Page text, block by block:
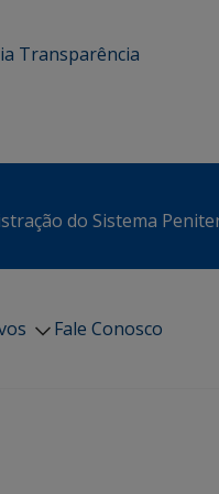
Transparência
do Sistema
Fale Conosco